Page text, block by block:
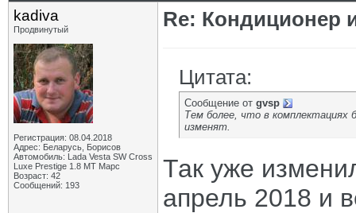
kadiva
Продвинутый
Регистрация: 08.04.2018
Адрес: Беларусь, Борисов
Автомобиль: Lada Vesta SW Cross
Luxe Prestige 1.8 MT Марс
Возраст: 42
Сообщений: 193
Re: Кондиционер
Цитата:
Сообщение от gvsp
Тем более, что в
изменят.
Так уже
апрель 2018 и